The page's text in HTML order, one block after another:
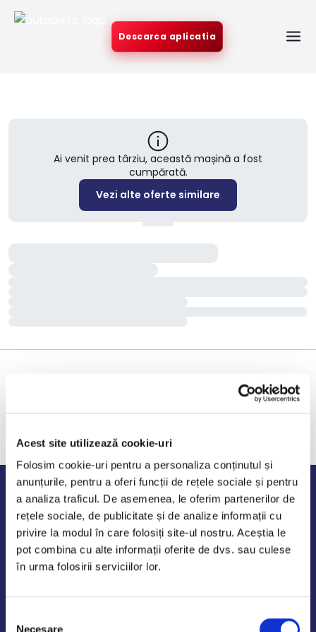
Acest site utilizează cookie-uri
Folosim cookie-uri pentru a personaliza conținutul și
anunțurile, pentru a oferi funcții de rețele sociale și pentru
a analiza traficul. De asemenea, le oferim partenerilor de
rețele sociale, de publicitate și de analize informații cu
privire la modul în care folosiți site-ul nostru. Aceștia le
pot combina cu alte informații oferite de dvs. sau culese
în urma folosirii serviciilor lor.
Necesare
Descarca aplicatia
Ai venit prea târziu, această mașină a fost
cumpărată.
Vezi alte oferte similare
Program de lucru
Luni - Vineri: 09:00-18:00
Sambata - Duminica: 10:00-14:00